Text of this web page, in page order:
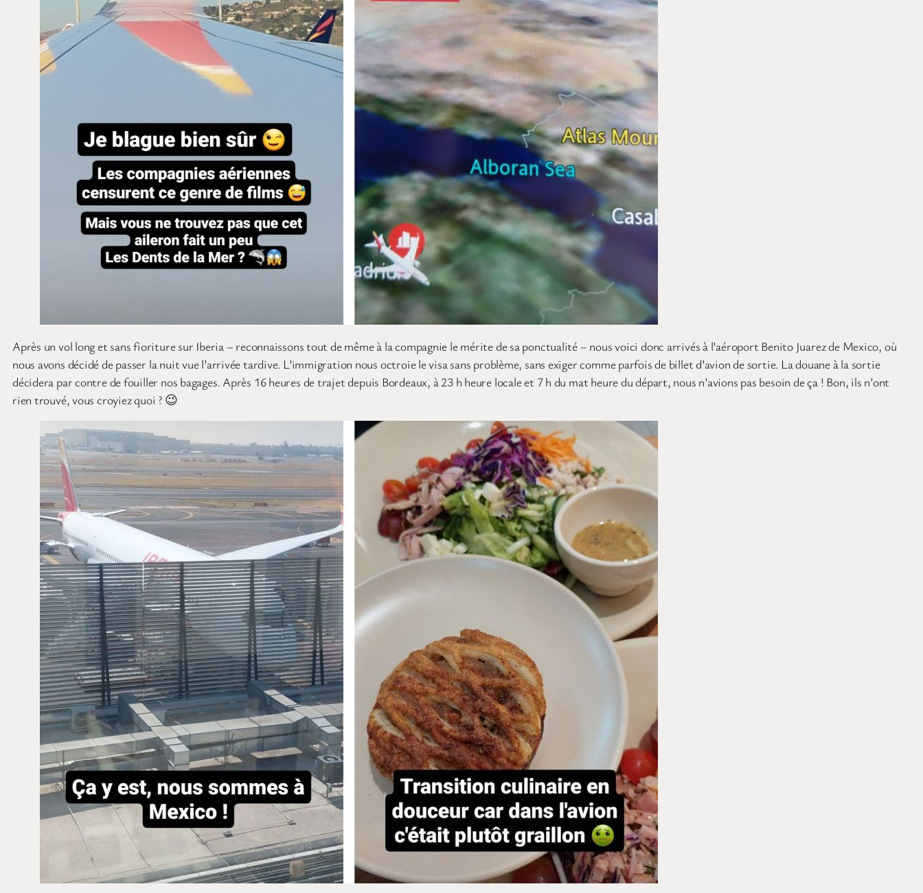
Après un vol long et sans fioriture sur Iberia – reconnaissons tout de même à la compagnie le mérite de sa ponctualité – nous voici donc arrivés à l’aéroport Benito Juarez de Mexico, où
nous avons décidé de passer la nuit vue l’arrivée tardive. L’immigration nous octroie le visa sans problème, sans exiger comme parfois de billet d’avion de sortie. La douane à la sortie
décidera par contre de fouiller nos bagages. Après 16 heures de trajet depuis Bordeaux, à 23 h heure locale et 7 h du mat heure du départ, nous n’avions pas besoin de ça ! Bon, ils n’ont
rien trouvé, vous croyiez quoi ? 😉